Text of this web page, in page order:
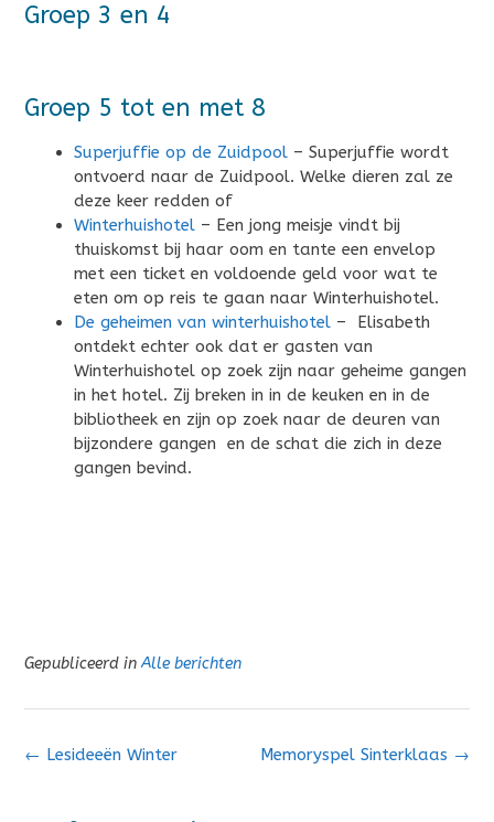
Groep 3 en 4
Groep 5 tot en met 8
Superjuffie op de Zuidpool – Superjuffie wordt
ontvoerd naar de Zuidpool. Welke dieren zal ze
deze keer redden of
Winterhuishotel – Een jong meisje vindt bij
thuiskomst bij haar oom en tante een envelop
met een ticket en voldoende geld voor wat te
eten om op reis te gaan naar Winterhuishotel.
De geheimen van winterhuishotel – Elisabeth
ontdekt echter ook dat er gasten van
Winterhuishotel op zoek zijn naar geheime gangen
in het hotel. Zij breken in in de keuken en in de
bibliotheek en zijn op zoek naar de deuren van
bijzondere gangen en de schat die zich in deze
gangen bevind.
Gepubliceerd inAlle berichten
Bericht
Memoryspel Sinterklaas →
← Lesideeën Winter